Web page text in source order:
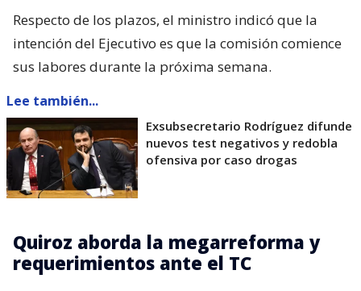
Respecto de los plazos, el ministro indicó que la
intención del Ejecutivo es que la comisión comience
sus labores durante la próxima semana.
Lee también...
Exsubsecretario Rodríguez difunde
nuevos test negativos y redobla
ofensiva por caso drogas
Quiroz aborda la megarreforma y
requerimientos ante el TC